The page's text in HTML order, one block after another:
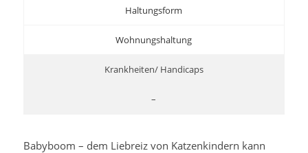
Haltungsform
Wohnungshaltung
Krankheiten/ Handicaps
–
Babyboom – dem Liebreiz von Katzenkindern kann